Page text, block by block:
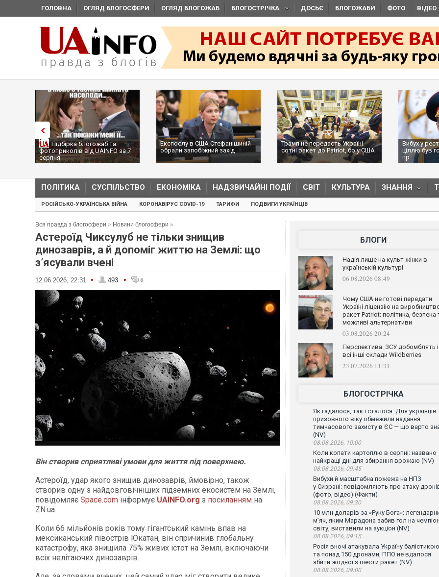
ГОЛОВНА ОГЛЯД БЛОГОСФЕРИ ОГЛЯД БЛОГОЖАБ БЛОГОСТРІЧКА ДОСЬЄ БЛОГОЖАБИ ФОТО ВІДЕО
Підбірка блогожаб та
фотоприколів від UAINFO за 7
серпня
Експослу в США Стефанішиній
обрали запобіжний захід
Трамп не передасть Україні
сотні ракет до Patriot, бо у США
...
Вибух у
ціллю був
пр...
ПОЛІТИКА СУСПІЛЬСТВО ЕКОНОМІКА НАДЗВИЧАЙНІ ПОДІЇ СВІТ КУЛЬТУРА ЗНАННЯ
РОСІЙСЬКО-УКРАЇНСЬКА ВІЙНА КОРОНАВІРУС COVID-19 ТАРИФИ ПОДВИГИ УКРАЇНЦІВ
Вся правда з блогосфери » Новини блогосфери »
Астероїд Чиксулуб не тільки знищив
динозаврів, а й допоміг життю на Землі: що
з’ясували вчені
12.06.2026, 22:31 • 493 • 0
Він створив сприятливі умови для життя під поверхнею.
Астероїд, удар якого знищив динозаврів, ймовірно, також
створив одну з найдовговічніших підземних екосистем на Землі,
повідомляє Space.com інформує UAINFO.org з посиланням на
ZN.ua.
Коли 66 мільйонів років тому гігантський камінь впав на
мексиканський півострів Юкатан, він спричинив глобальну
катастрофу, яка знищила 75% живих істот на Землі, включаючи
всіх нелітаючих динозаврів.
БЛОГИ
Надія лише на культ жінки в
українській культурі
06.08.2026 08:49
Чому США не готові передати
Україні ліцензію на
ракет Patriot: політика, безпека
можливі альтернативи
03.08.2026 20:24
Перспектива: ЗСУ добомблять і
всі інші склади Wildberries
23.07.2026 11:31
БЛОГОСТРІЧКА
Як гадалося, так і сталося. Для українців
призовного віку обмежили надання
тимчасового захисту в ЄС — що варто
(NV)
08.08.2026, 10:00
Коли копати картоплю в серпні: названо
найкращі дні для збирання врожаю (NV)
08.08.2026, 09:45
Вибухи й масштабна пожежа на НПЗ
у Сизрані: повідомляють про атаку
(фото, відео) (Факти)
08.08.2026, 09:30
10 млн доларів за «Руку Бога»:
м’яч, яким Марадона забив гол на
світу, виставили на аукціон (NV)
08.08.2026, 09:15
Росія вночі атакувала Україну балістикою
та понад 150 дронами, ППО не вдалося
збити жодної з шести ракет (NV)
08.08.2026, 09:00